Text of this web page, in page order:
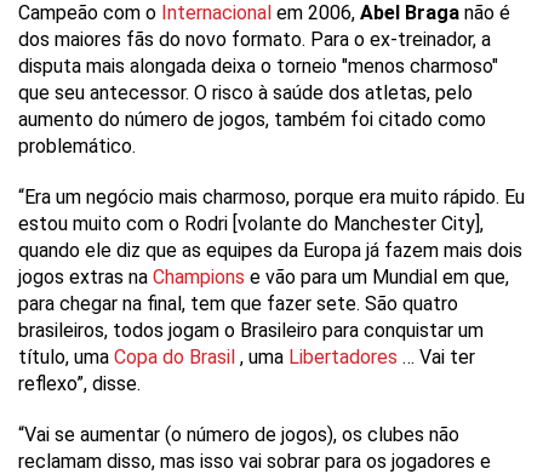
Campeão com o Internacional em 2006, Abel Braga não é
dos maiores fãs do novo formato. Para o ex-treinador, a
disputa mais alongada deixa o torneio "menos charmoso"
que seu antecessor. O risco à saúde dos atletas, pelo
aumento do número de jogos, também foi citado como
problemático.
“Era um negócio mais charmoso, porque era muito rápido. Eu
estou muito com o Rodri [volante do Manchester City],
quando ele diz que as equipes da Europa já fazem mais dois
jogos extras na Champions e vão para um Mundial em que,
para chegar na final, tem que fazer sete. São quatro
brasileiros, todos jogam o Brasileiro para conquistar um
título, uma Copa do Brasil , uma Libertadores … Vai ter
reflexo”, disse.
“Vai se aumentar (o número de jogos), os clubes não
reclamam disso, mas isso vai sobrar para os jogadores e